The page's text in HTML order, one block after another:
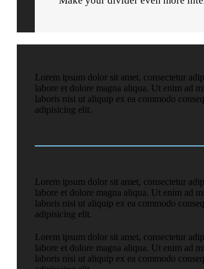
Lorem ipsum dolor sit amet, consectetur
labore et dolore magna aliqua. Ut enim ad
laboris nisi ut aliquip ex ea commodo
adipisicing elit.
Lorem ipsum dolor sit amet, consectetur
labore et dolore magna aliqua. Ut enim ad
laboris nisi ut aliquip ex ea commodo
adipisicing elit.
Lorem ipsum dolor sit amet, consectetur
labore et dolore magna aliqua. Ut enim ad
laboris nisi ut aliquip ex ea commodo